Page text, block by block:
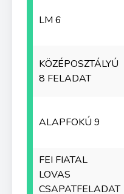
LM 6
KÖZÉPOSZTÁLYÚ
8 FELADAT
ALAPFOKÚ 9
FEI FIATAL
LOVAS
CSAPATFELADAT